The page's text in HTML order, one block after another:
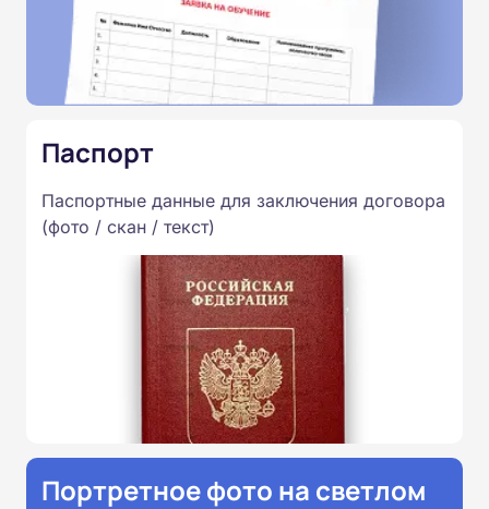
Паспорт
Паспортные данные для заключения договора
(фото / скан / текст)
Портретное фото на светлом